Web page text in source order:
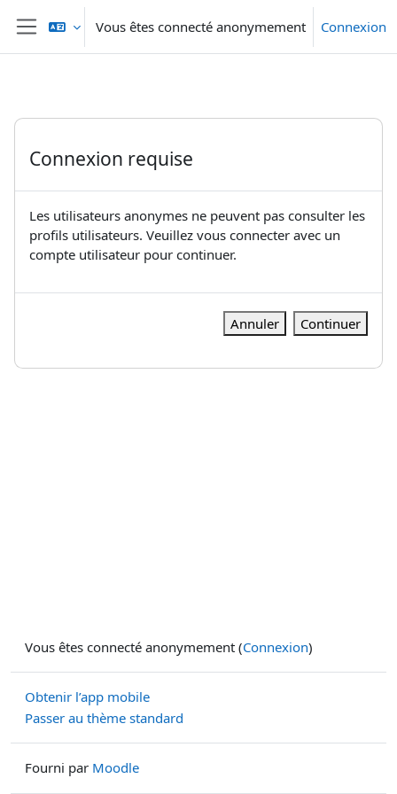
Passer au contenu principal
Panneau latéral
Vous êtes connecté anonymement Connexion
Connexion requise
Les utilisateurs anonymes ne peuvent pas consulter les
profils utilisateurs. Veuillez vous connecter avec un
compte utilisateur pour continuer.
Annuler Continuer
Vous êtes connecté anonymement (Connexion)
Obtenir l’app mobile
Passer au thème standard
Fourni par Moodle